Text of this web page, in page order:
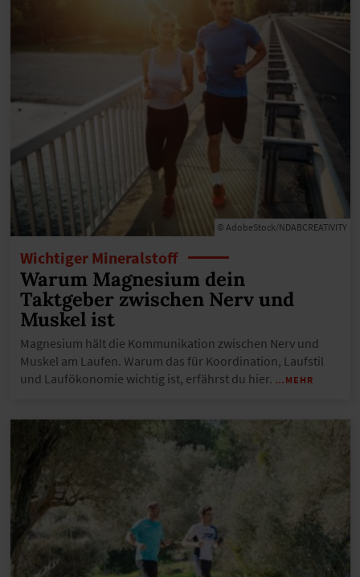
© AdobeStock/NDABCREATIVITY
Wichtiger Mineralstoff
Warum Magnesium dein
Taktgeber zwischen Nerv und
Muskel ist
Magnesium hält die Kommunikation zwischen Nerv und
Muskel am Laufen. Warum das für Koordination, Laufstil
und Laufökonomie wichtig ist, erfährst du hier. …MEHR